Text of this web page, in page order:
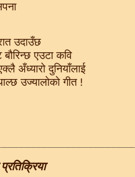
उदाउँछ
बौरिन्छ एउटा कवि
अँध्यारो दुनियाँलाई
उज्यालोको गीत !